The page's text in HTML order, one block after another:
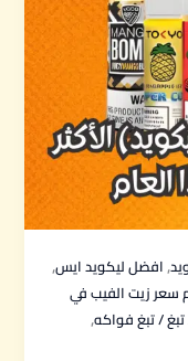
,افضل ليكويد ايس,
سعر زيت الفيب في
/ تبغ فواكه,